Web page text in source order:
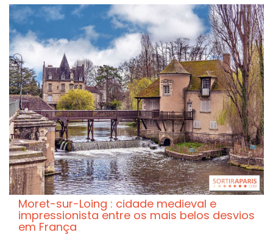
Moret-sur-Loing : cidade medieval e
impressionista entre os mais belos desvios
em França